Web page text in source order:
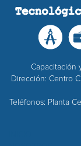
Capacitación
Dirección: Centro
Teléfonos: Planta